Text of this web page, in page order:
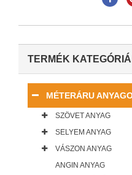
TERMÉK
MÉTERÁRU
SZÖVET ANYAG
SELYEM ANYAG
VÁSZON ANYAG
ANGIN ANYAG